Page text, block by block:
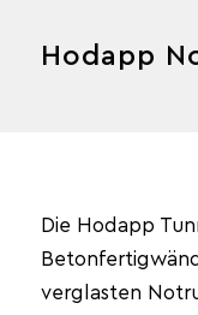
Hodapp
Die Hodapp
verglasten